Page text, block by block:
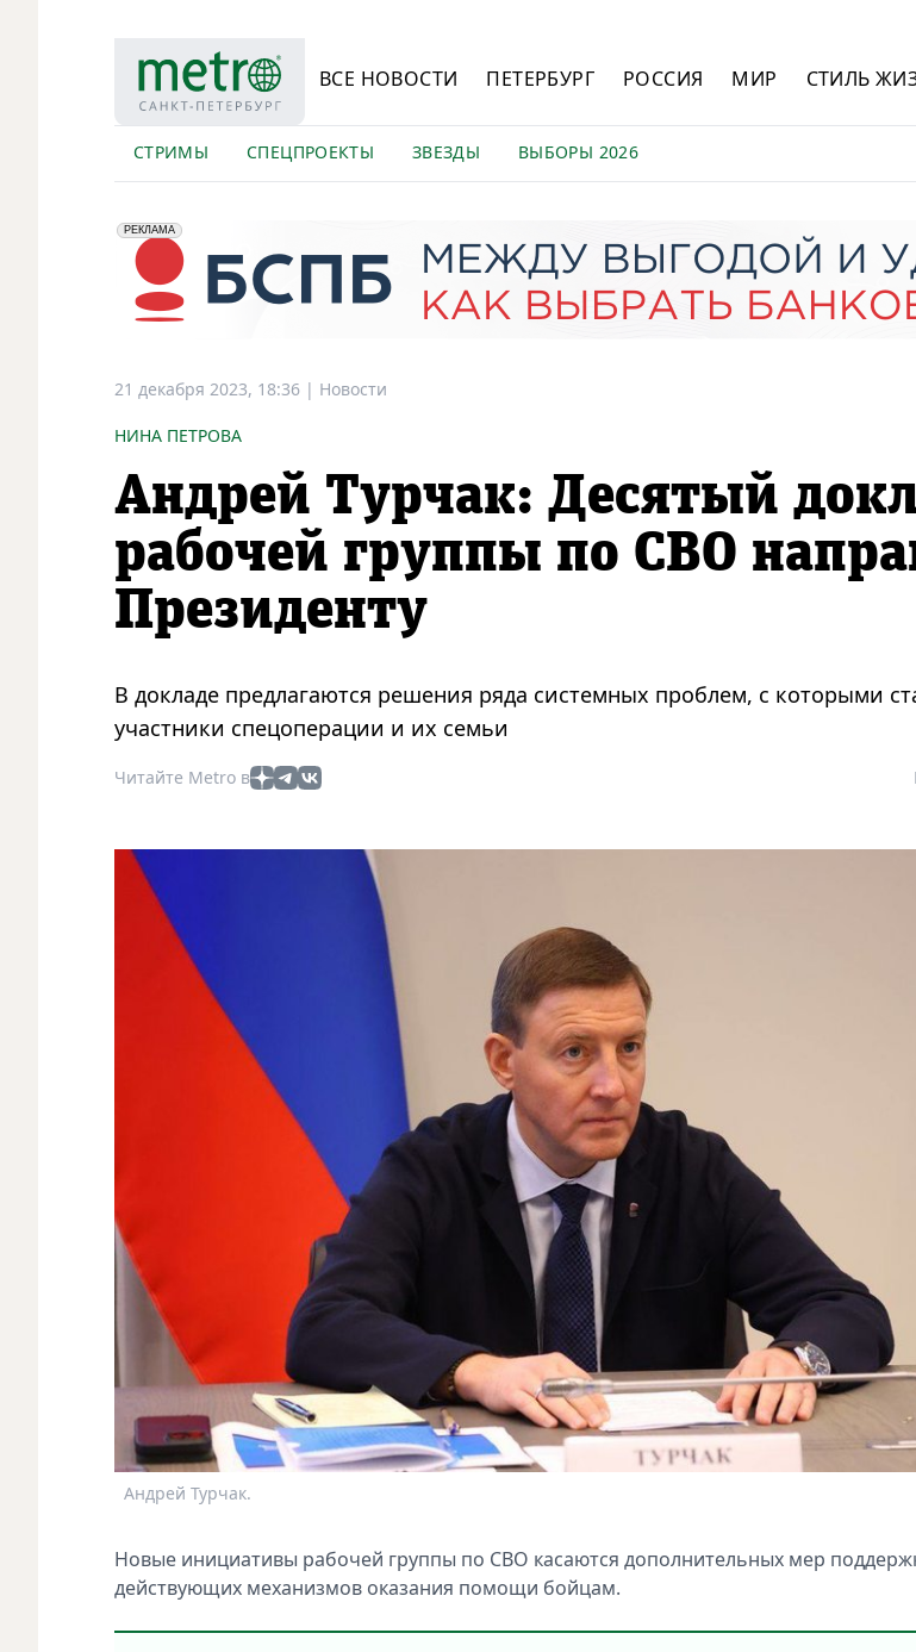
ВСЕ НОВОСТИ ПЕТЕРБУРГ РОССИЯ МИР СТИЛЬ
СТРИМЫ СПЕЦПРОЕКТЫ ЗВЕЗДЫ ВЫБОРЫ 2026
erid: 2VfnxyFybV5
РЕКЛАМА
ПАО "Банк "Санкт-Петербург", ИНН: 7831000027
21 декабря 2023, 18:36 | Новости
НИНА ПЕТРОВА
Андрей Турчак: Десятый
рабочей группы по СВО
Президенту
В докладе предлагаются решения ряда системных проблем, с которыми
участники спецоперации и их семьи
Читайте Metro в
Андрей Турчак.
Новые инициативы рабочей группы по СВО касаются дополнительных мер
действующих механизмов оказания помощи бойцам.